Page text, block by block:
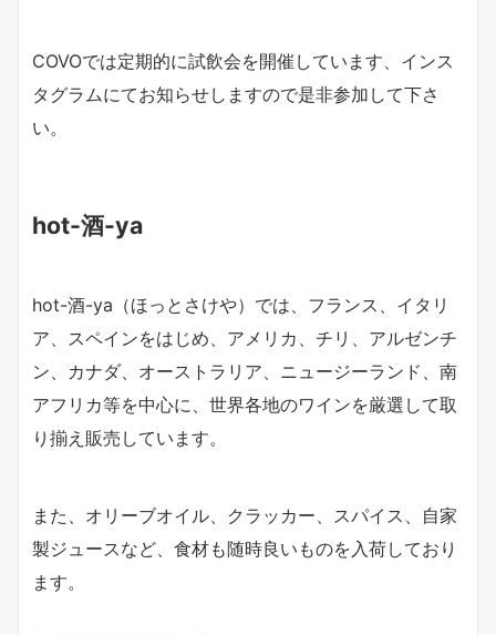
COVOでは定期的に試飲会を開催しています、インス
タグラムにてお知らせしますので是非参加して下さ
い。
hot-酒-ya
hot-酒-ya（ほっとさけや）では、フランス、イタリ
ア、スペインをはじめ、アメリカ、チリ、アルゼンチ
ン、カナダ、オーストラリア、ニュージーランド、南
アフリカ等を中心に、世界各地のワインを厳選して取
り揃え販売しています。
また、オリーブオイル、クラッカー、スパイス、自家
製ジュースなど、食材も随時良いものを入荷しており
ます。